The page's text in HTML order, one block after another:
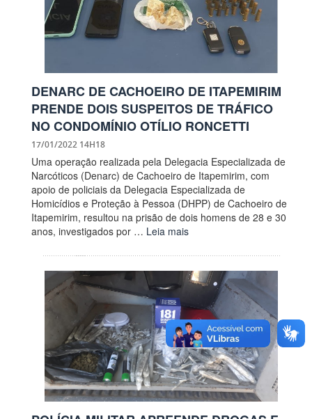
DENARC DE CACHOEIRO DE ITAPEMIRIM
PRENDE DOIS SUSPEITOS DE TRÁFICO
NO CONDOMÍNIO OTÍLIO RONCETTI
17/01/2022 14H18
Uma operação realizada pela Delegacia Especializada de
Narcóticos (Denarc) de Cachoeiro de Itapemirim, com
apoio de policiais da Delegacia Especializada de
Homicídios e Proteção à Pessoa (DHPP) de Cachoeiro de
Itapemirim, resultou na prisão de dois homens de 28 e 30
anos, investigados por … Leia mais